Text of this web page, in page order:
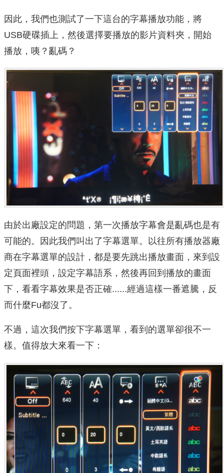
因此，我們也測試了一下這台的字幕播放功能，將
USB硬碟插上，然後選擇要播放的影片資料夾，開始
播放，咦？亂碼？
由於出廠設定的問題，第一次播放字幕會是亂碼也是有
可能的。因此我們叫出了字幕選單。以往所有播放器廠
商在字幕選單的設計，都是要先跳出播放畫面，來到設
定頁面裡頭，設定字幕語系，然後再回到播放的畫面
下，看看字幕效果是否正確......經過這樣一番遮騰，反
而什麼Fu都沒了。
不過，這次我們按下字幕選單，看到的選單卻很不一
樣。值得放大來看一下：